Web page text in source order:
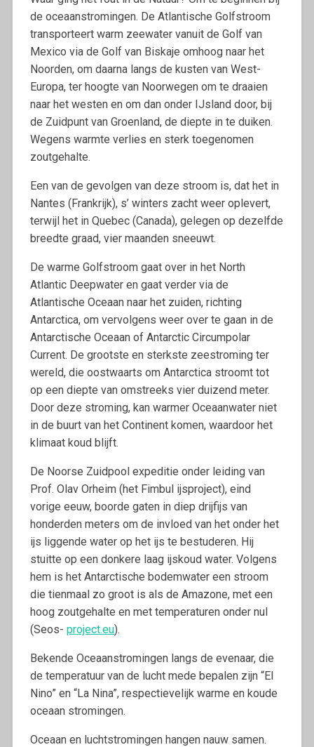
de oceaanstromingen. De Atlantische Golfstroom
transporteert warm zeewater vanuit de Golf van
Mexico via de Golf van Biskaje omhoog naar het
Noorden, om daarna langs de kusten van West-
Europa, ter hoogte van Noorwegen om te draaien
naar het westen en om dan onder IJsland door, bij
de Zuidpunt van Groenland, de diepte in te duiken.
Wegens warmte verlies en sterk toegenomen
zoutgehalte.
Een van de gevolgen van deze stroom is, dat het in
Nantes (Frankrijk), s’ winters zacht weer oplevert,
terwijl het in Quebec (Canada), gelegen op dezelfde
breedte graad, vier maanden sneeuwt.
De warme Golfstroom gaat over in het North
Atlantic Deepwater en gaat verder via de
Atlantische Oceaan naar het zuiden, richting
Antarctica, om vervolgens weer over te gaan in de
Antarctische Oceaan of Antarctic Circumpolar
Current. De grootste en sterkste zeestroming ter
wereld, die oostwaarts om Antarctica stroomt tot
op een diepte van omstreeks vier duizend meter.
Door deze stroming, kan warmer Oceaanwater niet
in de buurt van het Continent komen, waardoor het
klimaat koud blijft.
De Noorse Zuidpool expeditie onder leiding van
Prof. Olav Orheim (het Fimbul ijsproject), eind
vorige eeuw, boorde gaten in diep drijfijs van
honderden meters om de invloed van het onder het
ijs liggende water op het ijs te bestuderen. Hij
stuitte op een donkere laag ijskoud water. Volgens
hem is het Antarctische bodemwater een stroom
die tienmaal zo groot is als de Amazone, met een
hoog zoutgehalte en met temperaturen onder nul
(Seos- project.eu).
Bekende Oceaanstromingen langs de evenaar, die
de temperatuur van de lucht mede bepalen zijn “El
Nino” en “La Nina”, respectievelijk warme en koude
oceaan stromingen.
Oceaan en luchtstromingen hangen nauw samen.